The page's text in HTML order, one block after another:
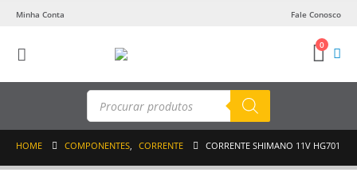
Minha Conta Fale Conosco
0
Pesquisar
produtos
HOME COMPONENTES, CORRENTE CORRENTE SHIMANO 11V HG701